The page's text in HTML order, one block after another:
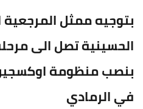
بتوجيه ممثل المرجعية
الحسينية تصل الى
بنصب منظومة
في الرمادي